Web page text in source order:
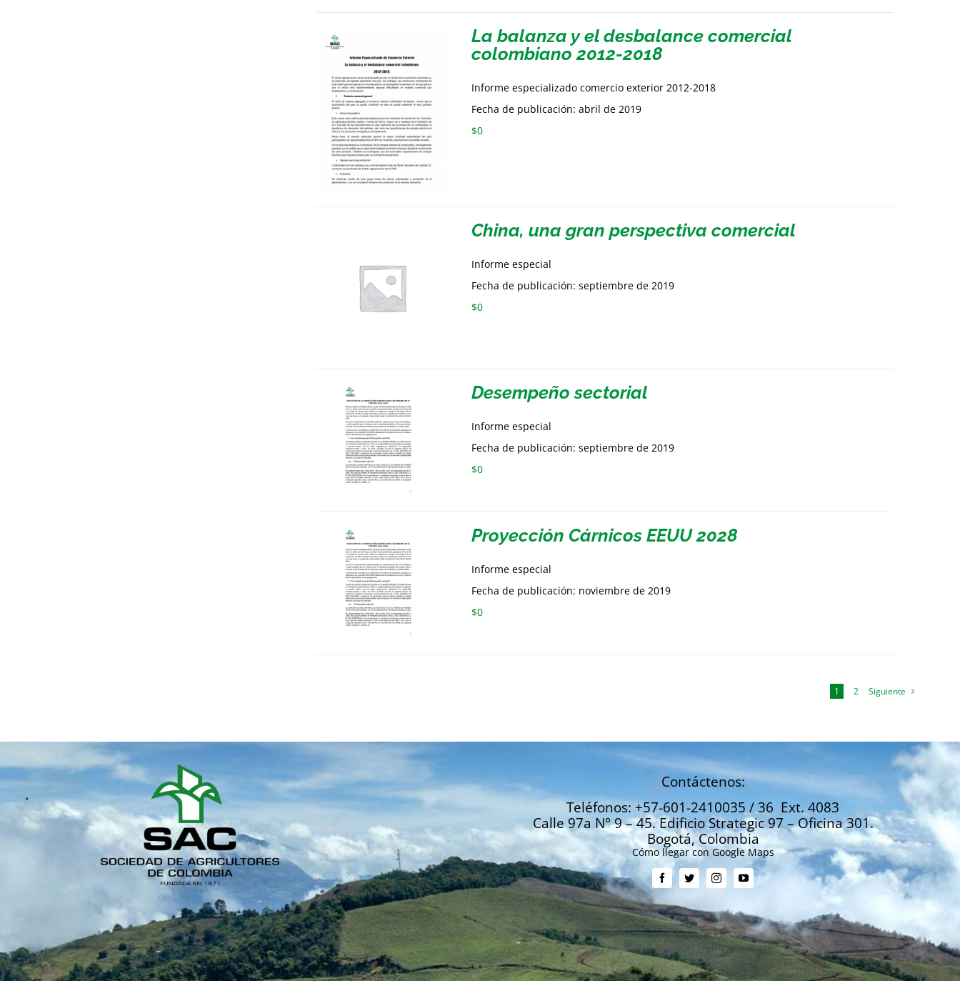
La balanza y el desbalance comercial
colombiano 2012-2018
Informe especializado comercio exterior 2012-2018
Fecha de publicación: abril de 2019
$0
China, una gran perspectiva comercial
Informe especial
Fecha de publicación: septiembre de 2019
$0
Desempeño sectorial
Informe especial
Fecha de publicación: septiembre de 2019
$0
Proyección Cárnicos EEUU 2028
Informe especial
Fecha de publicación: noviembre de 2019
$0
1 2 Siguiente
Contáctenos:
Teléfonos: +57-601-2410035 / 36 Ext. 4083
Calle 97a N° 9 – 45. Edificio Strategic 97 – Oficina 301.
Bogotá, Colombia
Cómo llegar con Google Maps